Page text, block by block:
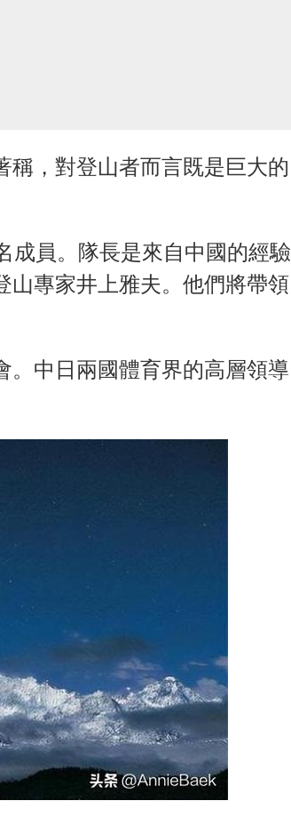
稱，對登山者而言既是巨大的
成員。隊長是來自中國的經驗
山專家井上雅夫。他們將帶領
。中日兩國體育界的高層領導